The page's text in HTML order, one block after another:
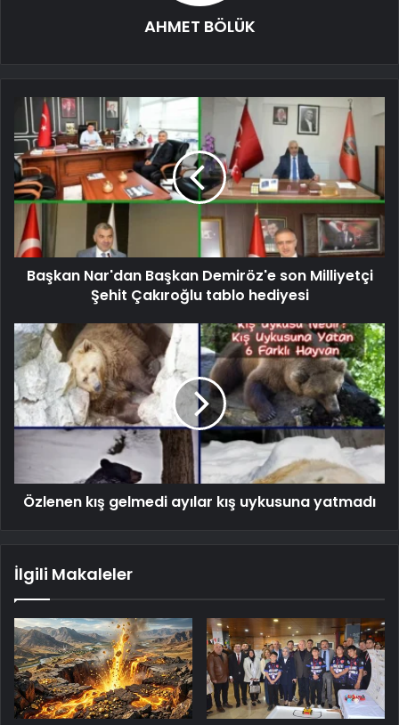
AHMET BÖLÜK
Başkan Nar'dan Başkan Demiröz'e son Milliyetçi
Şehit Çakıroğlu tablo hediyesi
Özlenen kış gelmedi ayılar kış uykusuna yatmadı
İlgili Makaleler